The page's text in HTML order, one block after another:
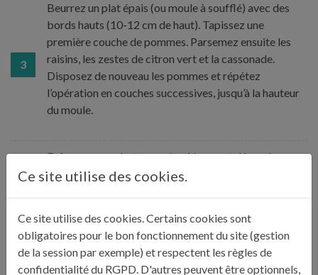
3
Beurrez un plat épais (ou moule à soufflé) avec des
bords hauts (10-12 cm de haut). Tapissez une
première couche de pommes. Parsemez ensuite les
raisins, les zestes de citron vert et la cassonade.
Disposez de nouveau les pommes et répétez
l’opération en couches successives, jusqu’à la hauteur
du moule.
4
Enfournez pendant au moins 1 heure et démoulez en
retournant dans une assiette.
LE CONSEIL DE JULIE
« Choisissez des pommes de qualité qui tiennent à la
Ce site utilise des cookies.
Ce site utilise des cookies. Certains cookies sont
obligatoires pour le bon fonctionnement du site (gestion
de la session par exemple) et respectent les règles de
confidentialité du RGPD. D'autres peuvent être optionnels,